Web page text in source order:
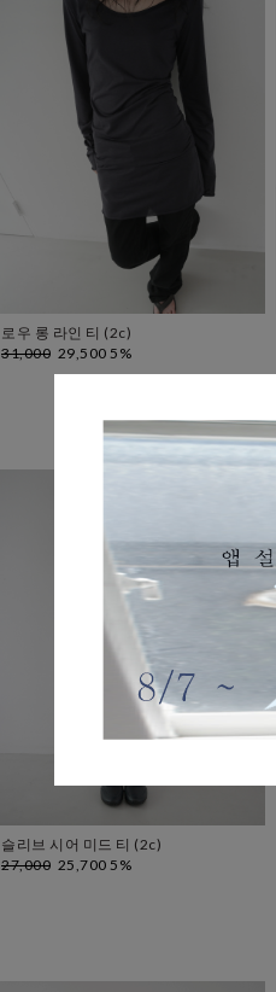
로우 롱 라인 티 (2c)
31,000 29,500 5%
슬리브 시어 미드 티 (2c)
27,000 25,700 5%